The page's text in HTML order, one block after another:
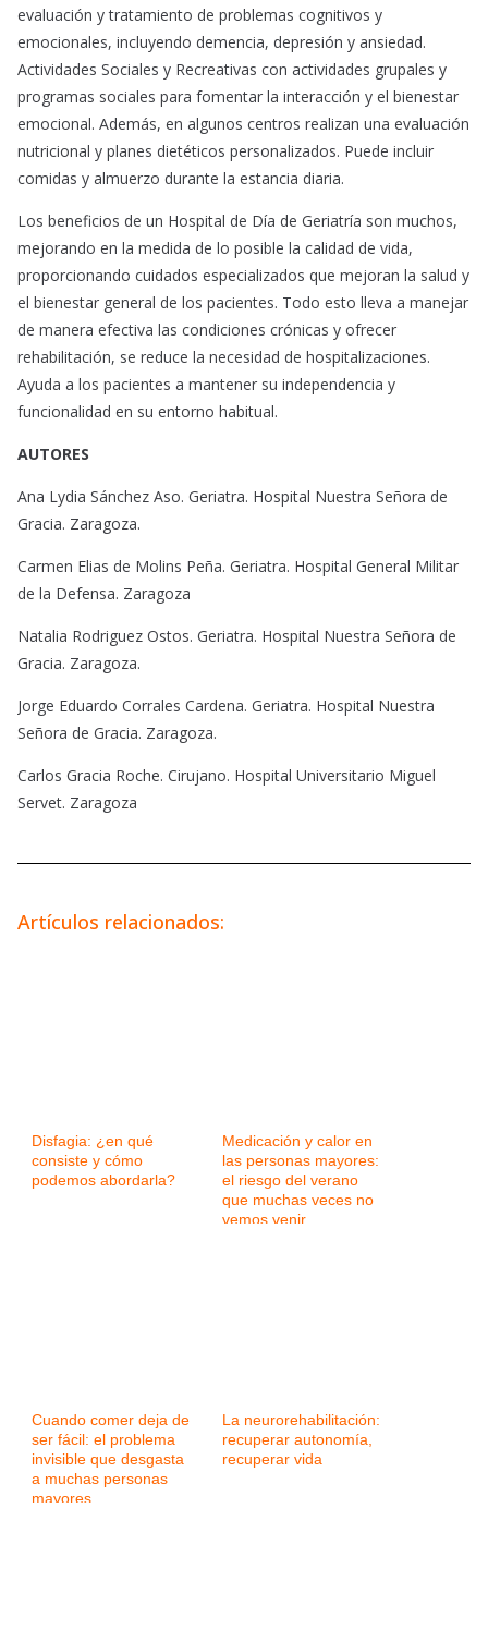
evaluación y tratamiento de problemas cognitivos y
emocionales, incluyendo demencia, depresión y ansiedad.
Actividades Sociales y Recreativas con actividades grupales y
programas sociales para fomentar la interacción y el bienestar
emocional. Además, en algunos centros realizan una evaluación
nutricional y planes dietéticos personalizados. Puede incluir
comidas y almuerzo durante la estancia diaria.
Los beneficios de un Hospital de Día de Geriatría son muchos,
mejorando en la medida de lo posible la calidad de vida,
proporcionando cuidados especializados que mejoran la salud y
el bienestar general de los pacientes. Todo esto lleva a manejar
de manera efectiva las condiciones crónicas y ofrecer
rehabilitación, se reduce la necesidad de hospitalizaciones.
Ayuda a los pacientes a mantener su independencia y
funcionalidad en su entorno habitual.
AUTORES
Ana Lydia Sánchez Aso. Geriatra. Hospital Nuestra Señora de
Gracia. Zaragoza.
Carmen Elias de Molins Peña. Geriatra. Hospital General Militar
de la Defensa. Zaragoza
Natalia Rodriguez Ostos. Geriatra. Hospital Nuestra Señora de
Gracia. Zaragoza.
Jorge Eduardo Corrales Cardena. Geriatra. Hospital Nuestra
Señora de Gracia. Zaragoza.
Carlos Gracia Roche. Cirujano. Hospital Universitario Miguel
Servet. Zaragoza
Artículos relacionados:
Disfagia: ¿en qué
consiste y cómo
podemos abordarla?
Medicación y calor en
las personas mayores:
el riesgo del verano
que muchas veces no
vemos venir
Cuando comer deja de
ser fácil: el problema
invisible que desgasta
a muchas personas
mayores
La neurorehabilitación:
recuperar autonomía,
recuperar vida